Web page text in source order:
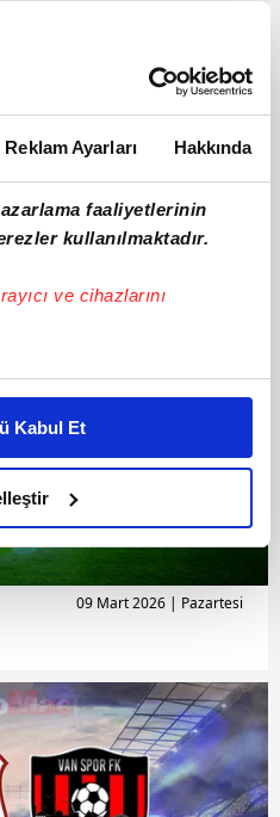
Reklam Ayarları Hakkında
faaliyetlerinin
kullanılmaktadır.
ve cihazlarını
sizlere özel
Bunu yaparken
reklam deneyimi sunmak
sunabilmek adına
ve bu noktada,
noktasında tek gelir
isteriz.
için İnternet
kişilere ait çerezler
vasıtasıyla çeşitli kişisel
Kabul Et
09 Mart 2026 | Pazartesi